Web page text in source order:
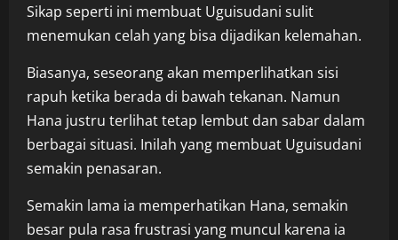
Sikap seperti ini membuat Uguisudani sulit
menemukan celah yang bisa dijadikan kelemahan.
Biasanya, seseorang akan memperlihatkan sisi
rapuh ketika berada di bawah tekanan. Namun
Hana justru terlihat tetap lembut dan sabar dalam
berbagai situasi. Inilah yang membuat Uguisudani
semakin penasaran.
Semakin lama ia memperhatikan Hana, semakin
besar pula rasa frustrasi yang muncul karena ia